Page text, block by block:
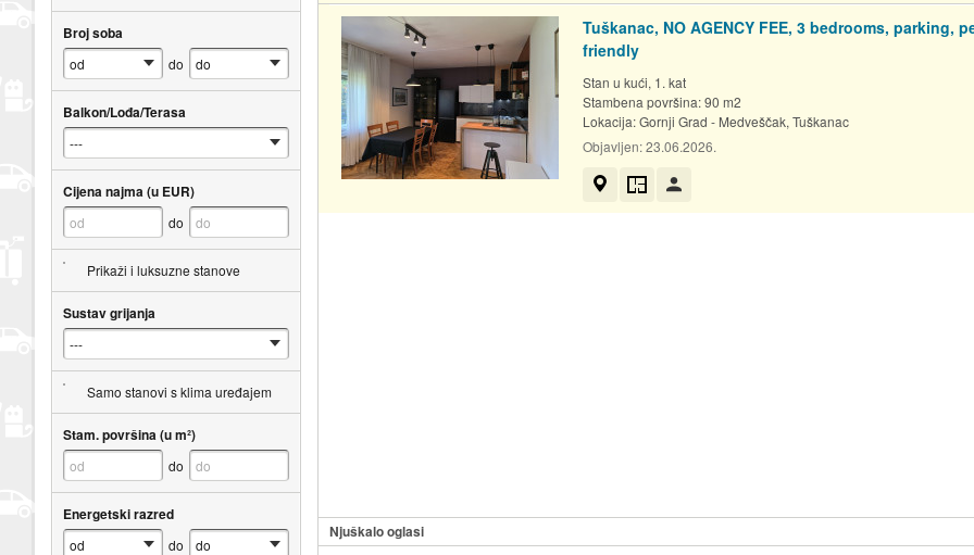
Tuškanac, NO AGENCY FEE, 3 bedrooms, parking,
friendly
Stan u kući, 1. kat
Stambena površina: 90 m2
Lokacija:Gornji Grad - Medveščak, Tuškanac
Objavljen:23.06.2026.
Njuškalo oglasi
Broj soba
do
Balkon/Lođa/Terasa
Cijena najma (u EUR)
do
Prikaži i luksuzne stanove
Sustav grijanja
Samo stanovi s klima uređajem
Stam. površina (u m²)
do
Energetski razred
do